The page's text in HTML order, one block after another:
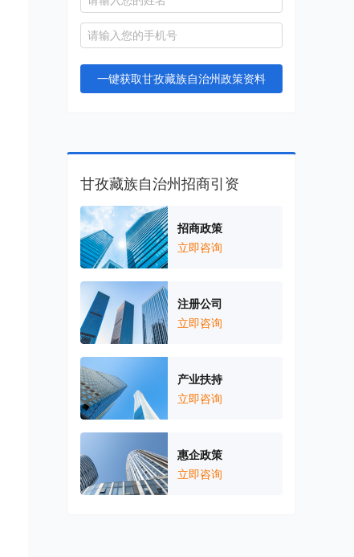
一键获取甘孜藏族自治州政策资料
甘孜藏族自治州招商引资
招商政策
立即咨询
注册公司
立即咨询
产业扶持
立即咨询
惠企政策
立即咨询